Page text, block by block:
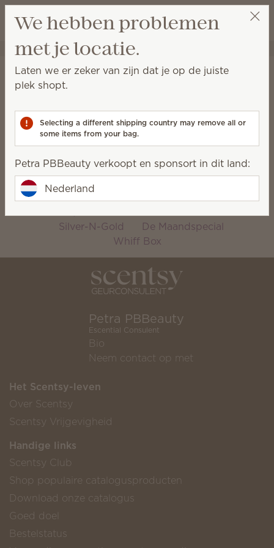
Verlanglijst
Winkeltas
Petra PBBeauty Ontvang een beloningslink
Collecties
Collecties
beperkte tijd verkrijgbaar!
2026
Samengestelde
Silver-N-Gold
De Maandspecial
Whiff Box
Petra PBBeauty
Escential Consulent
Bio
Neem contact op met
Het Scentsy-leven
Over Scentsy
Scentsy Vrijgevigheid
Handige links
Scentsy Club
Shop populaire catalogusproducten
Download onze catalogus
Goed doel
Bestelstatus
We hebben problemen
met je locatie.
Laten we er zeker van zijn dat je op de juiste
plek shopt.
Selecting a different shipping country may remove all or
some items from your bag.
Petra PBBeauty verkoopt en sponsort in dit land:
Nederland